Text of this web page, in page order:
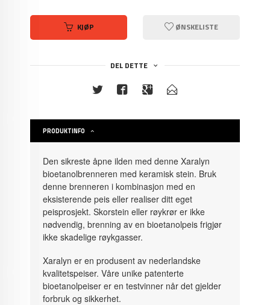
KJØP ØNSKELISTE
DEL DETTE
PRODUKTINFO
Den sikreste åpne ilden med denne Xaralyn
bioetanolbrenneren med keramisk stein. Bruk
denne brenneren i kombinasjon med en
eksisterende peis eller realiser ditt eget
peisprosjekt. Skorstein eller røykrør er ikke
nødvendig, brenning av en bioetanolpeis frigjør
ikke skadelige røykgasser.
Xaralyn er en produsent av nederlandske
kvalitetspeiser. Våre unike patenterte
bioetanolpeiser er en testvinner når det gjelder
forbruk og sikkerhet.